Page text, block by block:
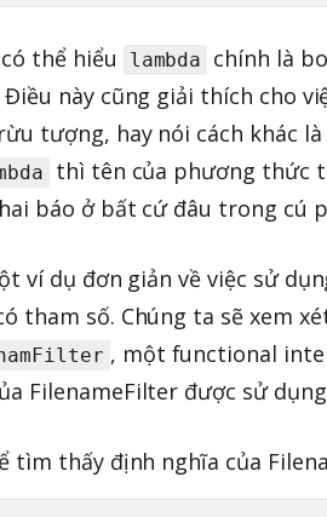
thể hiểu lambda chính là
này cũng giải thích cho
tượng, hay nói cách khác
thì tên của phương thức
báo ở bất cứ đâu trong cú
ví dụ đơn giản về việc sử
tham số. Chúng ta sẽ xem
, một functional
FilenameFilter được sử
tìm thấy định nghĩa của